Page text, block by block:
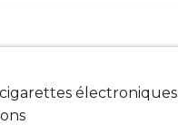
électroniques